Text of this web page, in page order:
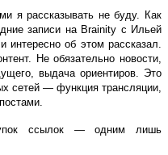
я рассказывать не буду. Как
записи на Brainity с Ильей
об этом рассказал.
Не обязательно новости,
выдача ориентиров. Это
сетей ― функция трансляции,
ссылок ― одним лишь